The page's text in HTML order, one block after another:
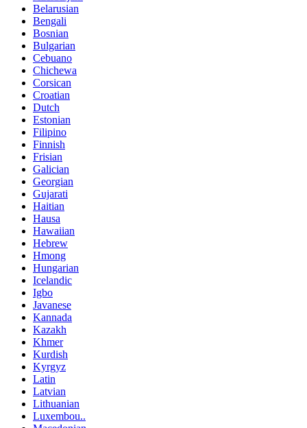
Belarusian
Bengali
Bosnian
Bulgarian
Cebuano
Chichewa
Corsican
Croatian
Dutch
Estonian
Filipino
Finnish
Frisian
Galician
Georgian
Gujarati
Haitian
Hausa
Hawaiian
Hebrew
Hmong
Hungarian
Icelandic
Igbo
Javanese
Kannada
Kazakh
Khmer
Kurdish
Kyrgyz
Latin
Latvian
Lithuanian
Luxembou..